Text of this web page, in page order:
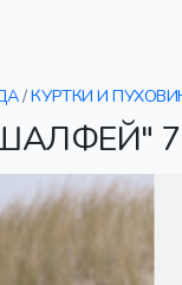
/КУРТКИ И